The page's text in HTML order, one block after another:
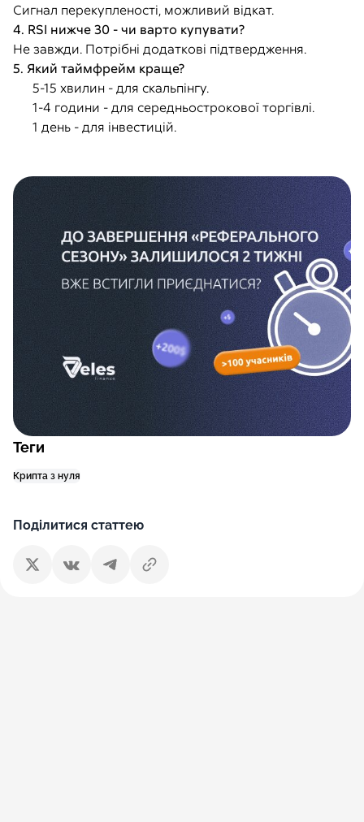
Сигнал перекупленості, можливий відкат.
4. RSI нижче 30 - чи варто купувати?
Не завжди. Потрібні додаткові підтвердження.
5. Який таймфрейм краще?
5-15 хвилин - для скальпінгу.
1-4 години - для середньострокової торгівлі.
1 день - для інвестицій.
Теги
Крипта з нуля
Поділитися статтею